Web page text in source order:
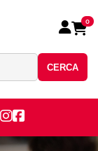
CERCA
0